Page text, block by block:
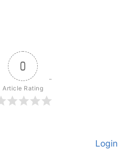
0
Article Rating
Login